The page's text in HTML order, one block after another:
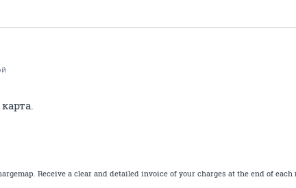
Receive a clear and detailed invoice of your charges at the end of each